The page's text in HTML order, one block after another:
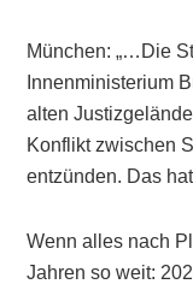
München: „…Die
Innenministerium
alten
Konflikt zwischen
entzünden. Das
Wenn alles nach
Jahren so weit: